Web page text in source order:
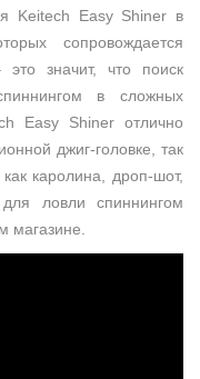
Keitech Easy Shiner в
сопровождается
значит, что поиск
в сложных
Easy Shiner отлично
джиг-головке, так
каролина, дроп-шот,
ловли спиннингом
магазине.